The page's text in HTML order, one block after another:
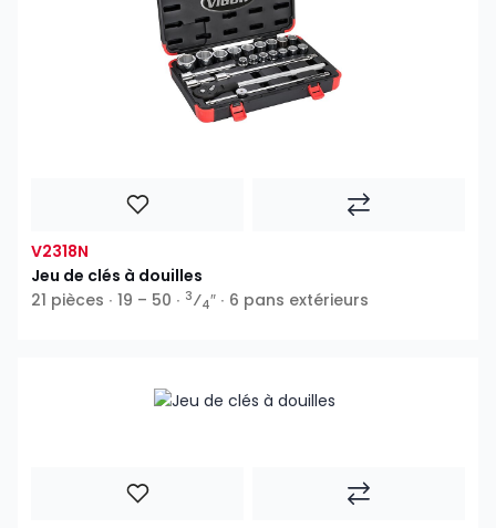
V2318N
Jeu de clés à douilles
21 pièces ∙ 19 – 50 ∙ 3⁄4″ ∙ 6 pans extérieurs